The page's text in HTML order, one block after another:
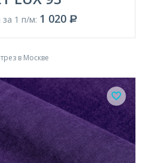
1 п/м: 1 020
в Москве